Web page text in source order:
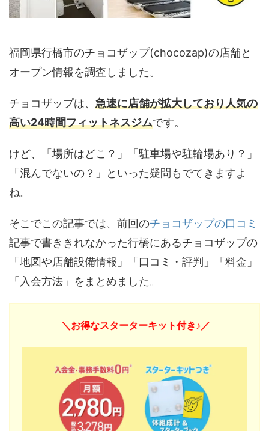
福岡県行橋市のチョコザップ(chocozap)の店舗と
オープン情報を調査しました。
チョコザップは、 急速に店舗が拡大しており人気の
高い24時間フィットネスジムです。
けど、「場所はどこ？」「駐車場や駐輪場あり？」
「混んでないの？」といった疑問もでてきますよ
ね。
そこでこの記事では、前回のチョコザップの口コミ
記事で書ききれなかった行橋にあるチョコザップの
「地図や店舗設備情報」「口コミ・評判」「料金」
「入会方法」をまとめました。
＼お得なスターターキット付き♪／